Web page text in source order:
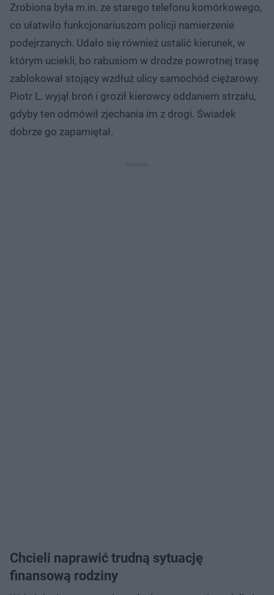
Zrobiona była m.in. ze starego telefonu komórkowego,
co ułatwiło funkcjonariuszom policji namierzenie
podejrzanych. Udało się również ustalić kierunek, w
którym uciekli, bo rabusiom w drodze powrotnej trasę
zablokował stojący wzdłuż ulicy samochód ciężarowy.
Piotr L. wyjął broń i groził kierowcy oddaniem strzału,
gdyby ten odmówił zjechania im z drogi. Świadek
dobrze go zapamiętał.
Chcieli naprawić trudną sytuację
finansową rodziny